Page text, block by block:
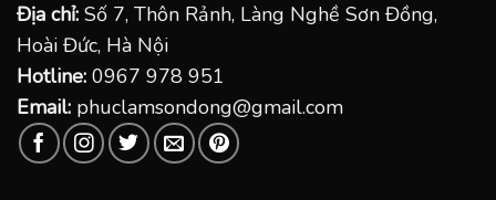
Địa chỉ: Số 7, Thôn Rảnh, Làng Nghề Sơn Đồng,
Hoài Đức, Hà Nội
Hotline: 0967 978 951
Email: phuclamsondong@gmail.com